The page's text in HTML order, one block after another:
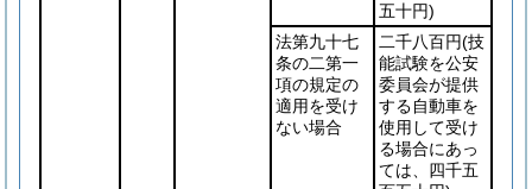
五十円)
法第九十七
条の二第一
項の規定の
適用を受け
ない場合
二千八百円(技
能試験を公安
委員会が提供
する自動車を
使用して受け
る場合にあっ
ては、四千五